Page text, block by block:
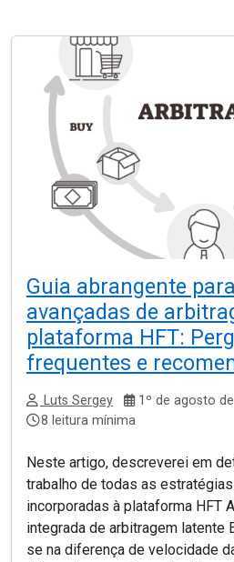
Guia abrangente
avançadas de
plataforma HFT:
frequentes e
Luts Sergey
1º de agosto
8 leitura mínima
Neste artigo, descreverei em
trabalho de todas as
incorporadas à plataforma HFT
integrada de arbitragem latente
se na diferença de velocidade